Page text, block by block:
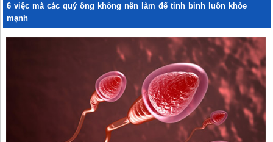
6 việc mà các quý ông không nên làm để tinh binh luôn khỏe
mạnh